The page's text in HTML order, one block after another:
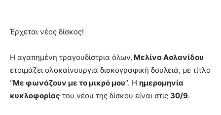
Έρχεται νέος δίσκος!
Η αγαπημένη τραγουδίστρια όλων, Μελίνα Ασλανίδου
ετοιμάζει ολοκαίνουργια δισκογραφική δουλειά, με τίτλο
‘‘Με φωνάζουν με το μικρό μου’’. Η ημερομηνία
κυκλοφορίας του νέου της δίσκου είναι στις 30/9.